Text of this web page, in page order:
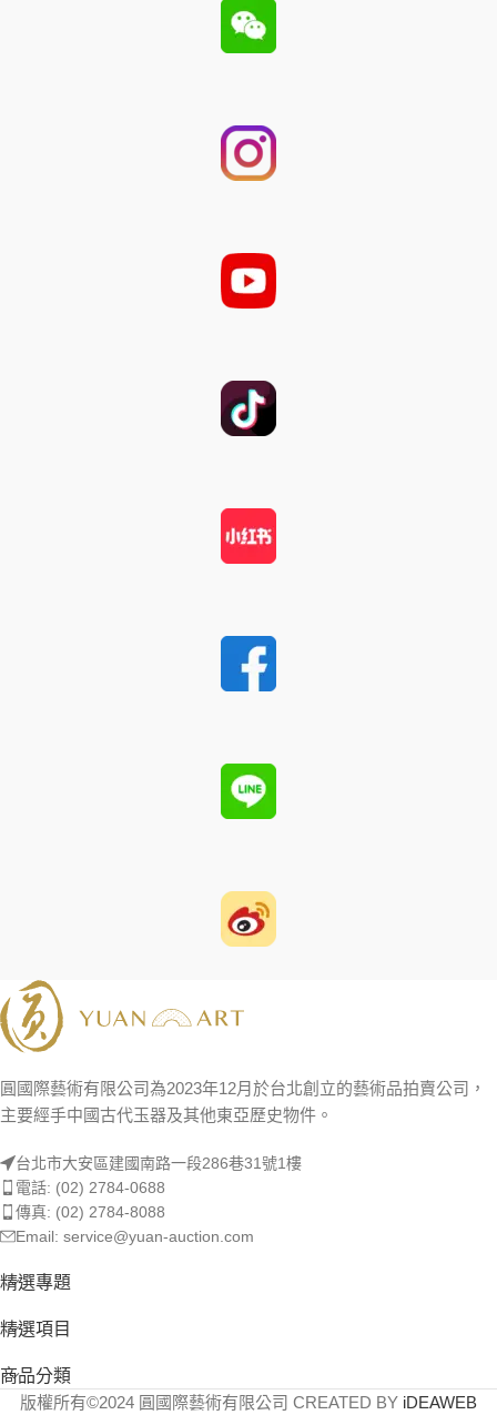
圓國際藝術有限公司為2023年12月於台北創立的藝術品拍賣公司，
主要經手中國古代玉器及其他東亞歷史物件。
台北市大安區建國南路一段286巷31號1樓
電話: (02) 2784-0688
傳真: (02) 2784-8088
Email: service@yuan-auction.com
精選專題
精選項目
商品分類
版權所有©2024 圓國際藝術有限公司 CREATED BY iDEAWEB